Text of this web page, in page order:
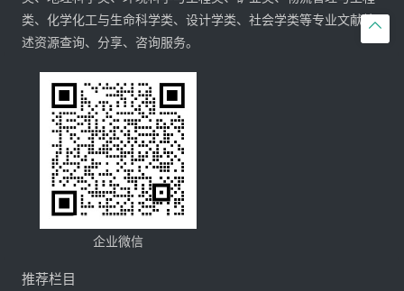

类、化学化工与生命科学类、设计学类、社会学类等专业文献综
述资源查询、分享、咨询服务。
企业微信
推荐栏目